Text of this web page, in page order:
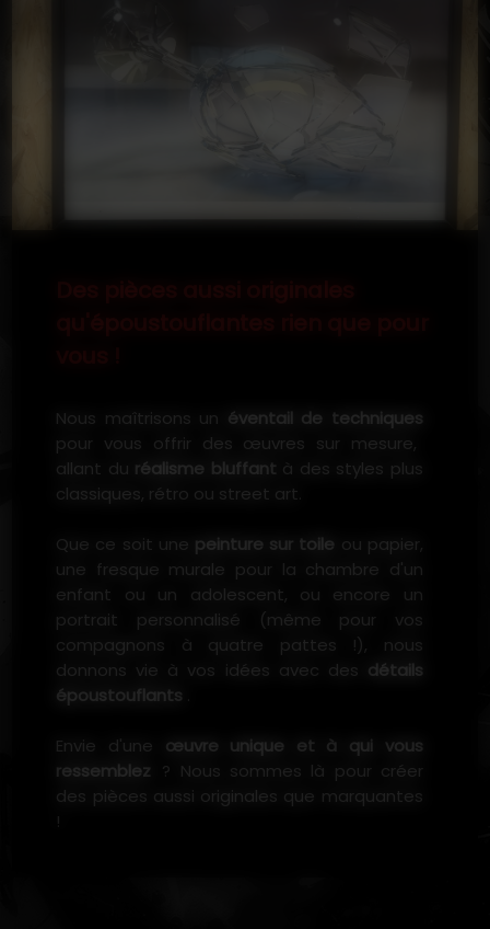
Nous maîtrisons un éventail de techniques
pour vous offrir des œuvres sur mesure,
allant du réalisme bluffant à des styles plus
classiques, rétro ou street art.
Que ce soit une peinture sur toile ou papier,
une fresque murale pour la chambre d'un
enfant ou un adolescent, ou encore un
portrait personnalisé (même pour vos
compagnons à quatre pattes !), nous
donnons vie à vos idées avec des détails
époustouflants
Envie d'une œuvre unique et à qui vous
ressemblez
? Nous sommes là pour créer
des pièces aussi originales que marquantes
!